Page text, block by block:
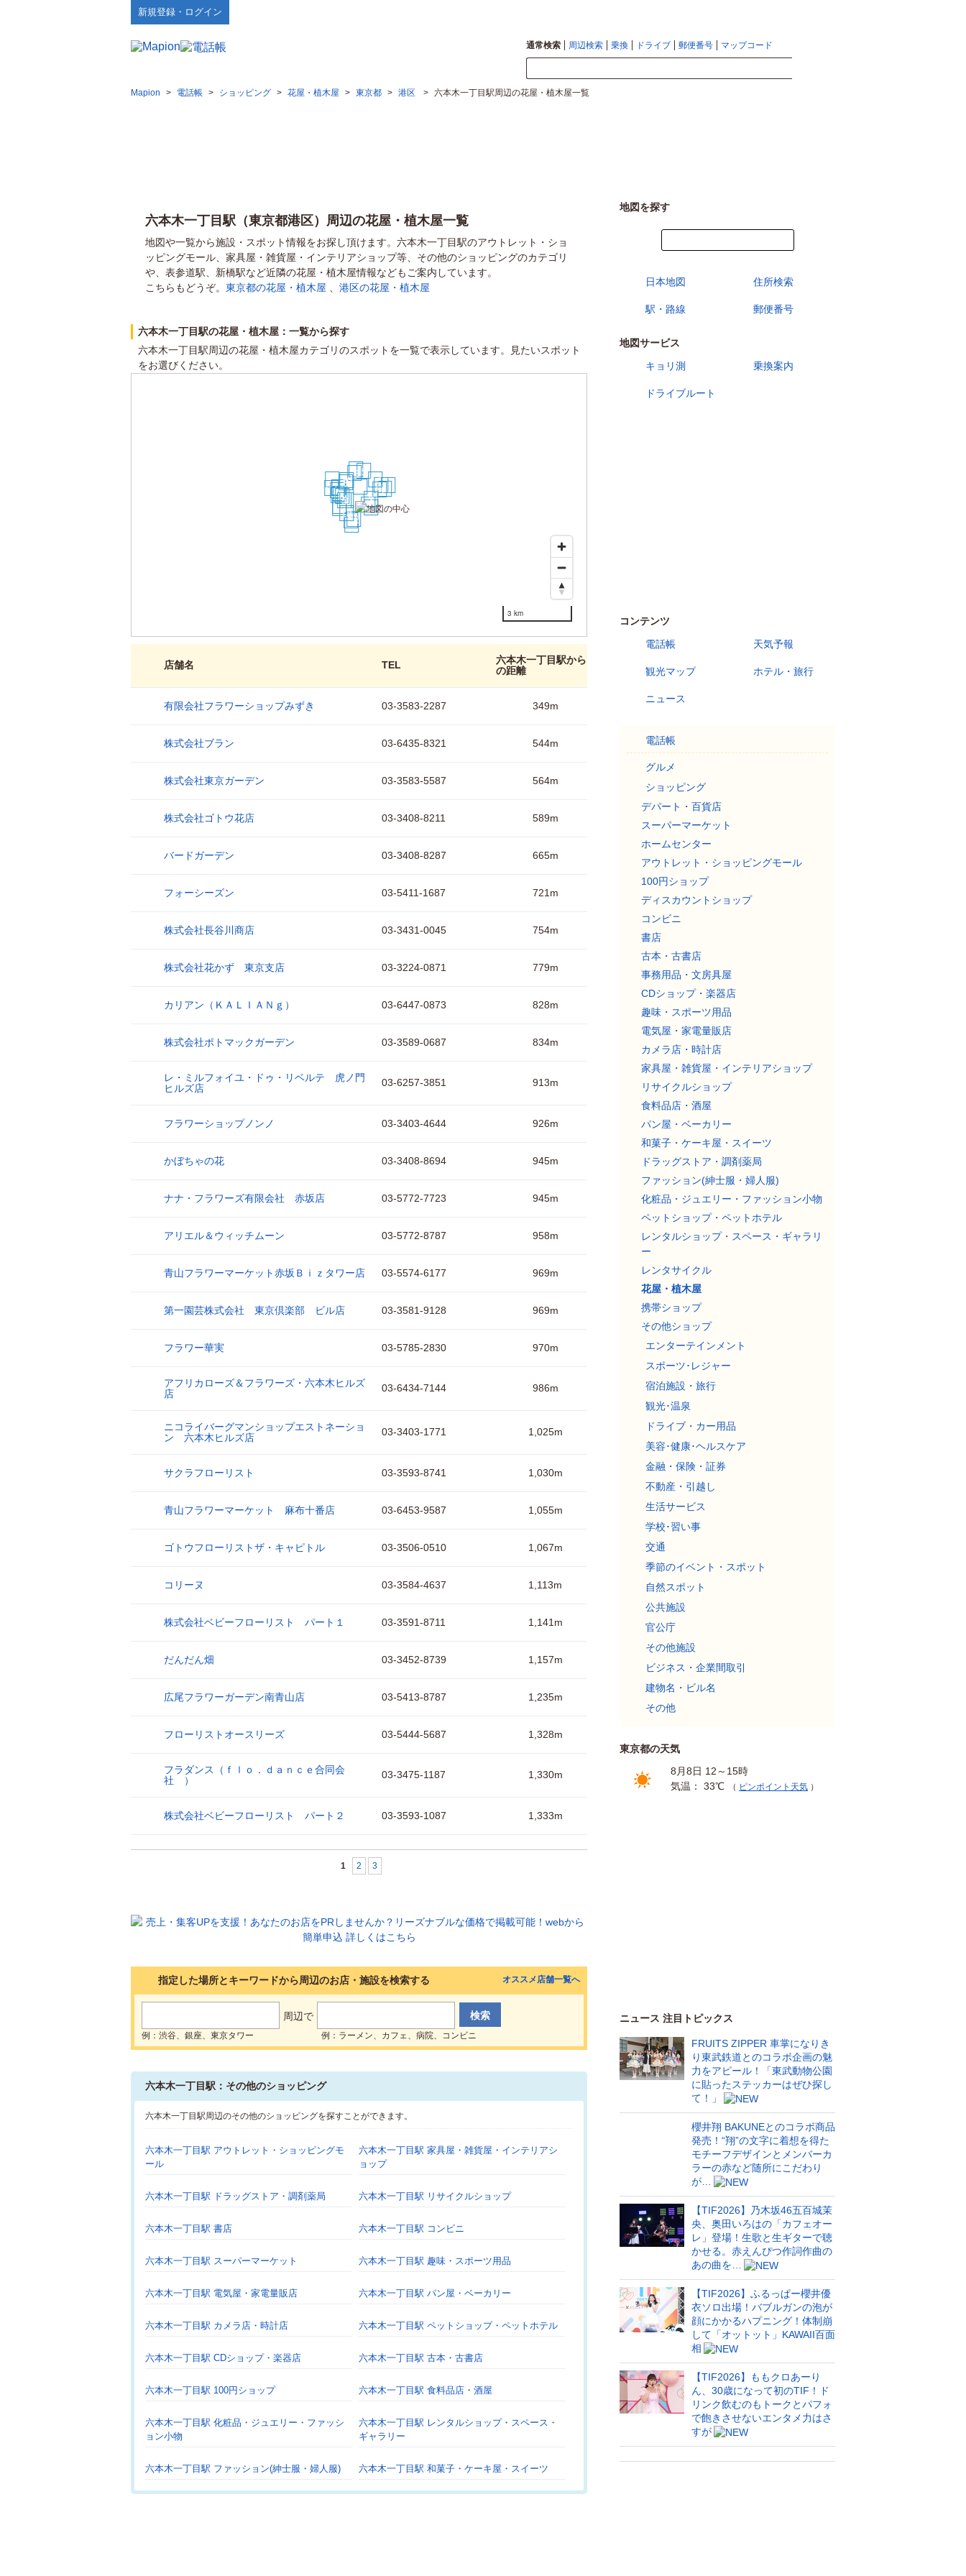
新規登録・ログイン
通常検索 周辺検索 乗換 ドライブ 郵便番号 マップコード
Mapion > 電話帳 > ショッピング > 花屋・植木屋 > 東京都 > 港区 > 六本木一丁目駅周辺の花屋・植木屋一覧
六本木一丁目駅（東京都港区）周辺の花屋・植木屋一覧
地図や一覧から施設・スポット情報をお探し頂けます。六本木一丁目駅のアウトレット・ショ
ッピングモール、家具屋・雑貨屋・インテリアショップ等、その他のショッピングのカテゴリ
や、表参道駅、新橋駅など近隣の花屋・植木屋情報などもご案内しています。
こちらもどうぞ。 東京都の花屋・植木屋 港区の花屋・植木屋
六本木一丁目駅の花屋・植木屋：一覧から探す
六本木一丁目駅周辺の花屋・植木屋カテゴリのスポットを一覧で表示しています。見たいスポット
をお選びください。
2
3
4
5
6
7
8
9
10
11
12
13
14
15
16 17
18
19
20
21
22
23
24
25
26
27
28
29 30
3 km
店舗名 TEL
六本木一丁目駅から
の距離
有限会社フラワーショップみずき 03-3583-2287 349m
株式会社ブラン 03-6435-8321 544m
株式会社東京ガーデン 03-3583-5587 564m
株式会社ゴトウ花店 03-3408-8211 589m
バードガーデン 03-3408-8287 665m
フォーシーズン 03-5411-1687 721m
株式会社長谷川商店 03-3431-0045 754m
株式会社花かず 東京支店 03-3224-0871 779m
カリアン（ＫＡＬＩＡＮｇ） 03-6447-0873 828m
株式会社ポトマックガーデン 03-3589-0687 834m
レ・ミルフォイユ・ドゥ・リベルテ 虎ノ門
ヒルズ店
03-6257-3851 913m
フラワーショップノンノ 03-3403-4644 926m
かぼちゃの花 03-3408-8694 945m
ナナ・フラワーズ有限会社 赤坂店 03-5772-7723 945m
アリエル＆ウィッチムーン 03-5772-8787 958m
青山フラワーマーケット赤坂Ｂｉｚタワー店 03-5574-6177 969m
第一園芸株式会社 東京倶楽部 ビル店 03-3581-9128 969m
フラワー華実 03-5785-2830 970m
アフリカローズ＆フラワーズ・六本木ヒルズ
店
03-6434-7144 986m
ニコライバーグマンショップエストネーショ
ン 六本木ヒルズ店
03-3403-1771 1,025m
サクラフローリスト 03-3593-8741 1,030m
青山フラワーマーケット 麻布十番店 03-6453-9587 1,055m
ゴトウフローリストザ・キャピトル 03-3506-0510 1,067m
コリーヌ 03-3584-4637 1,113m
株式会社ベビーフローリスト パート１ 03-3591-8711 1,141m
だんだん畑 03-3452-8739 1,157m
広尾フラワーガーデン南青山店 03-5413-8787 1,235m
フローリストオースリーズ 03-5444-5687 1,328m
フラダンス（ｆｌｏ．ｄａｎｃｅ合同会
社 ）
03-3475-1187 1,330m
株式会社ベビーフローリスト パート２ 03-3593-1087 1,333m
1 2 3
指定した場所とキーワードから周辺のお店・施設を検索する
周辺で
例：渋谷、銀座、東京タワー 例：ラーメン、カフェ、病院、コンビニ
オススメ店舗一覧へ
六本木一丁目駅：その他のショッピング
六本木一丁目駅周辺のその他のショッピングを探すことができます。
六本木一丁目駅 アウトレット・ショッピングモ
ール
六本木一丁目駅 家具屋・雑貨屋・インテリアシ
ョップ
六本木一丁目駅 ドラッグストア・調剤薬局 六本木一丁目駅 リサイクルショップ
六本木一丁目駅 書店 六本木一丁目駅 コンビニ
六本木一丁目駅 スーパーマーケット 六本木一丁目駅 趣味・スポーツ用品
六本木一丁目駅 電気屋・家電量販店 六本木一丁目駅 パン屋・ベーカリー
六本木一丁目駅 カメラ店・時計店 六本木一丁目駅 ペットショップ・ペットホテル
六本木一丁目駅 CDショップ・楽器店 六本木一丁目駅 古本・古書店
六本木一丁目駅 100円ショップ 六本木一丁目駅 食料品店・酒屋
六本木一丁目駅 化粧品・ジュエリー・ファッシ
ョン小物
六本木一丁目駅 レンタルショップ・スペース・
ギャラリー
六本木一丁目駅 ファッション(紳士服・婦人服) 六本木一丁目駅 和菓子・ケーキ屋・スイーツ
地図を探す
日本地図 住所検索
駅・路線 郵便番号
地図サービス
キョリ測
乗換案内
ドライブルート
コンテンツ
電話帳
天気予報
観光マップ ホテル・旅行
ニュース
電話帳
グルメ
ショッピング
デパート・百貨店
スーパーマーケット
ホームセンター
アウトレット・ショッピングモール
100円ショップ
ディスカウントショップ
コンビニ
書店
古本・古書店
事務用品・文房具屋
CDショップ・楽器店
趣味・スポーツ用品
電気屋・家電量販店
カメラ店・時計店
家具屋・雑貨屋・インテリアショップ
リサイクルショップ
食料品店・酒屋
パン屋・ベーカリー
和菓子・ケーキ屋・スイーツ
ドラッグストア・調剤薬局
ファッション(紳士服・婦人服)
化粧品・ジュエリー・ファッション小物
ペットショップ・ペットホテル
レンタルショップ・スペース・ギャラリ
ー
レンタサイクル
花屋・植木屋
携帯ショップ
その他ショップ
エンターテインメント
スポーツ･レジャー
宿泊施設・旅行
観光･温泉
ドライブ・カー用品
美容･健康･ヘルスケア
金融・保険・証券
不動産・引越し
生活サービス
学校･習い事
交通
季節のイベント・スポット
自然スポット
公共施設
官公庁
その他施設
ビジネス・企業間取引
建物名・ビル名
その他
東京都の天気
8月8日 12～15時
気温： 33℃
（ ピンポイント天気 ）
ニュース 注目トピックス
FRUITS ZIPPER 車掌になりき
り東武鉄道とのコラボ企画の魅
力をアピール！「東武動物公園
に貼ったステッカーはぜひ探し
て！」
櫻井翔 BAKUNEとのコラボ商品
発売！“翔”の文字に着想を得た
モチーフデザインとメンバーカ
ラーの赤など随所にこだわり
が…
【TIF2026】乃木坂46五百城茉
央、奥田いろはの「カフェオー
レ」登場！生歌と生ギターで聴
かせる。赤えんぴつ作詞作曲の
あの曲を…
【TIF2026】ふるっぱー櫻井優
衣ソロ出場！バブルガンの泡が
顔にかかるハプニング！体制崩
して「オットット」KAWAII百面
相
【TIF2026】ももクロあーり
ん、30歳になって初のTIF！ド
リンク飲むのもトークとパフォ
で飽きさせないエンタメ力はさ
すが